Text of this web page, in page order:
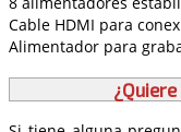
Cable HDMI para
Alimentador para